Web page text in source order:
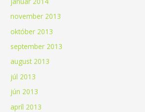
november 2013
október 2013
september 2013
august 2013
júl 2013
jún 2013
apríl 2013